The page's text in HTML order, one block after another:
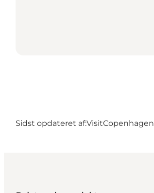
Sidst opdateret af:VisitCopenhagen